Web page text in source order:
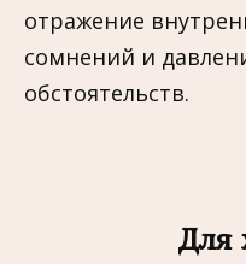
отражение
сомнений и
обстоятельств.